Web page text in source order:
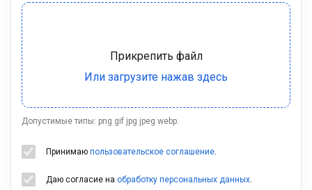
Допустимые типы: png gif jpg jpeg webp.
Принимаю пользовательское соглашение.
Даю согласие на обработку персональных данных.